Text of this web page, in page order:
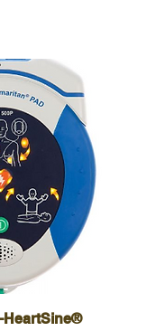
HeartSine®